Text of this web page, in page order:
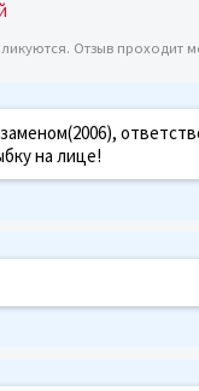
Отзыв проходит
на лице!